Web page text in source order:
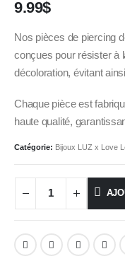
9.99$
Nos pièces de piercing
conçues pour résister à
décoloration, évitant
Chaque pièce est
haute qualité,
Catégorie: Bijoux LUZ x Love